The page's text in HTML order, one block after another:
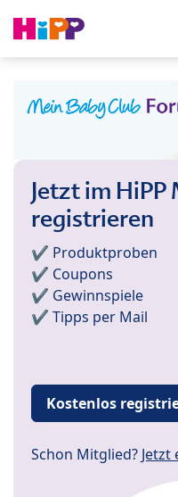
Jetzt im
registrieren
✔️ Produktproben
✔️ Coupons
✔️ Gewinnspiele
✔️ Tipps per Mail
Kostenlos
Schon Mitglied? Jetzt